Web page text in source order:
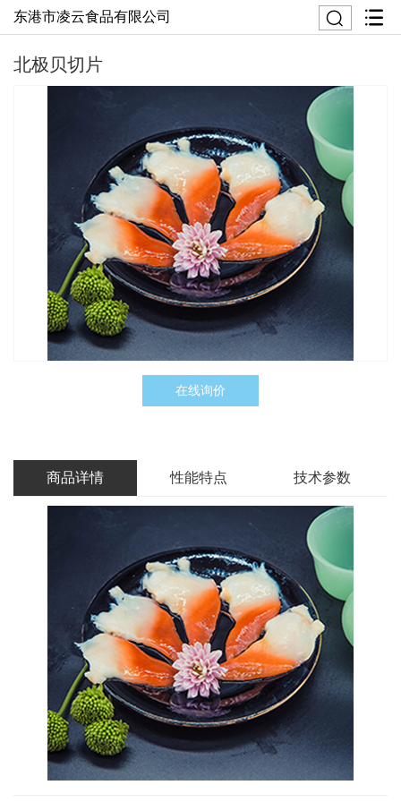
东港市凌云食品有限公司
北极贝切片
在线询价
商品详情 性能特点 技术参数